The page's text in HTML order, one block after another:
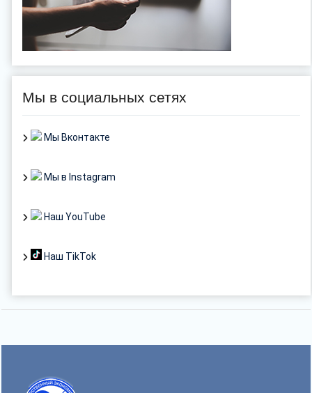
Мы в социальных сетях
Мы Вконтакте
Мы в Instagram
Наш YouTube
Наш TikTok